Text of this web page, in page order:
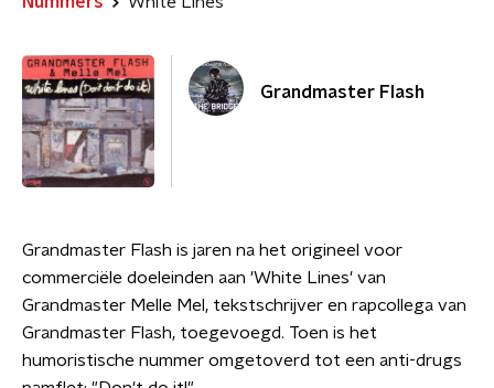
Grandmaster Flash
Grandmaster Flash is jaren na het origineel voor
commerciële doeleinden aan 'White Lines' van
Grandmaster Melle Mel, tekstschrijver en rapcollega van
Grandmaster Flash, toegevoegd. Toen is het
humoristische nummer omgetoverd tot een anti-drugs